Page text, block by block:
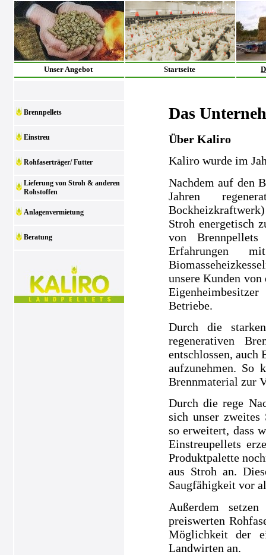
Unser Angebot Startseite
Brennpellets
Einstreu
Rohfaserträger/ Futter
Lieferung von Stroh & anderen
Rohstoffen
Anlagenvermietung
Beratung
Das
Über Kaliro
Kaliro wurde im
Nachdem auf den
Jahren
Stroh energetisch
von
Erfahrungen
unsere Kunden
Betriebe.
Durch die
regenerativen
entschlossen, auch
aufzunehmen. So
Brennmaterial zur
Durch die rege
sich unser zweites
so erweitert, dass
Einstreupellets
Produktpalette
aus Stroh an.
Saugfähigkeit vor
Außerdem
preiswerten
Möglichkeit der
Landwirten an.